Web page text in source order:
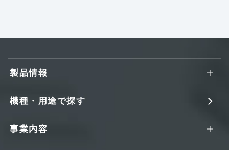
製品情報
機種・用途で探す
事業内容